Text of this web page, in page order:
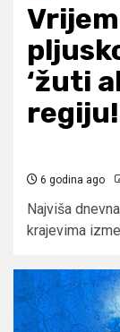
‘žuti
regiju!
6 godina ago
Najviša
krajevima